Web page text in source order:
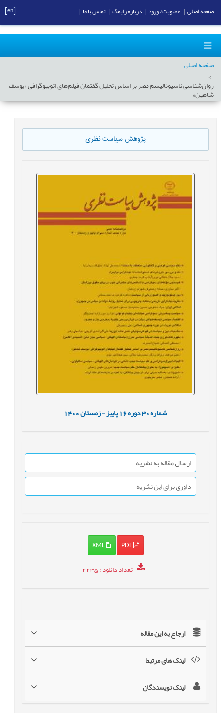
صفحه اصلی
روان‌شناسی ناسیونالیسم مصر بر اساس تحلیل گفتمان فیلم‌های اتوبیوگرافی «یوسف
شاهین»
پژوهش سیاست نظری
شماره30 دوره16 پاییز - زمستان1400
ارسال مقاله به نشریه
داوری برای این نشریه
PDF
XML
تعداد دانلود: 2235
ارجاع به این مقاله
لینک های مرتبط
لینک نویسندگان
صفحه اصلی عضویت/ ورود درباره رایمگ تماس با ما